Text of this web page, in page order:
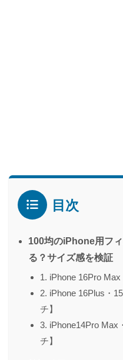
目次
100均のiPhone用フ
る？サイズ感を検証
1. iPhone 16Pro Max
2. iPhone 16Plus・
チ】
3. iPhone14Pro Max
チ】